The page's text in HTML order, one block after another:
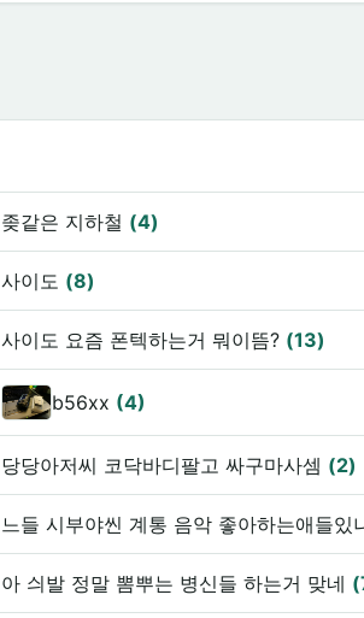
좆같은 지하철 (4)
사이도 (8)
사이도 요즘 폰텍하는거 뭐이뜸? (13)
b56xx (4)
당당아저씨 코닥바디팔고 싸구마사셈 (2)
느들 시부야씬 계통 음악 좋아하는애들있
아 싀발 정말 뽐뿌는 병신들 하는거 맞네